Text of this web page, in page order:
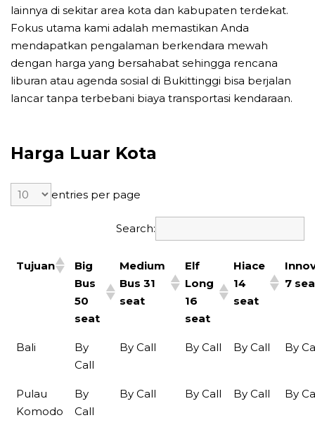
lainnya di sekitar area kota dan kabupaten terdekat.
Fokus utama kami adalah memastikan Anda
mendapatkan pengalaman berkendara mewah
dengan harga yang bersahabat sehingga rencana
liburan atau agenda sosial di Bukittinggi bisa berjalan
lancar tanpa terbebani biaya transportasi kendaraan.
Harga Luar Kota
entries per page
Search:
Tujuan
Big
Bus
50
seat
Medium
Bus 31
seat
Elf
Long
16
seat
Hiace
14
seat
7
Bali
By
Call
By Call By Call By Call By
Pulau
Komodo
By
Call
By Call By Call By Call By